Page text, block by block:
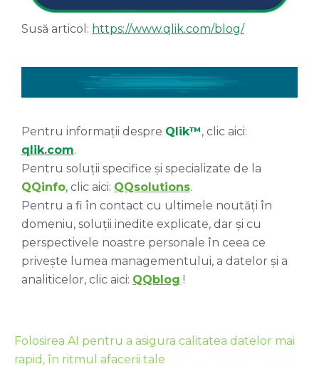
Susă articol: https://www.qlik.com/blog/
Pentru informații despre Qlik™, clic aici:
qlik.com.
Pentru soluții specifice și specializate de la
QQinfo, clic aici: QQsolutions.
Pentru a fi în contact cu ultimele noutăți în
domeniu, soluții inedite explicate, dar și cu
perspectivele noastre personale în ceea ce
privește lumea managementului, a datelor și a
analiticelor, clic aici: QQblog !
Folosirea AI pentru a asigura calitatea datelor mai
rapid, în ritmul afacerii tale